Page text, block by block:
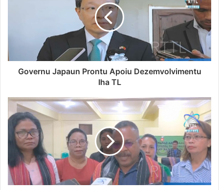
Governu Japaun Prontu Apoiu Dezemvolvimentu
Iha TL